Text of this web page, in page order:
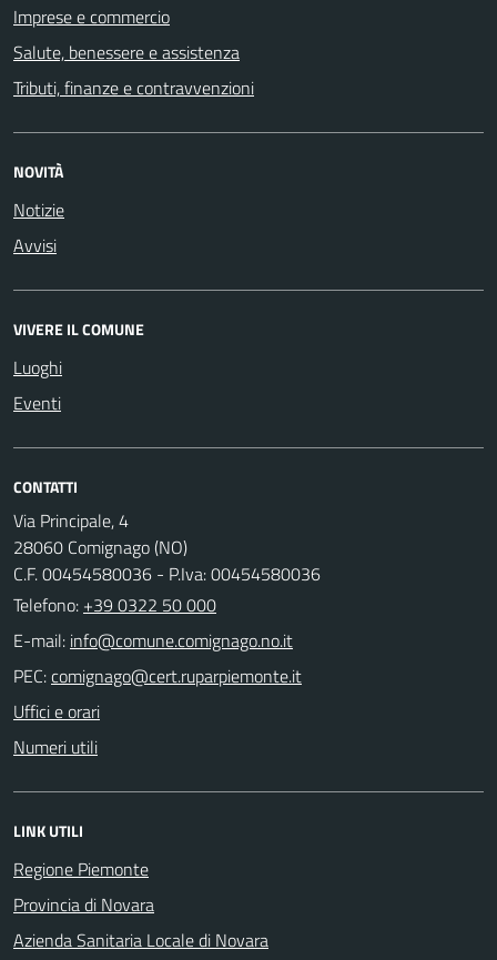
Imprese e commercio
Salute, benessere e assistenza
Tributi, finanze e contravvenzioni
NOVITÀ
Notizie
Avvisi
VIVERE IL COMUNE
Luoghi
Eventi
CONTATTI
Via Principale, 4
28060 Comignago (NO)
C.F. 00454580036 - P.Iva: 00454580036
Telefono: +39 0322 50 000
E-mail:
PEC:
Uffici e orari
Numeri utili
LINK UTILI
Regione Piemonte
Provincia di Novara
Azienda Sanitaria Locale di Novara